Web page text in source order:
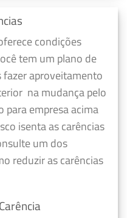
condições
tem um plano de
fazeraproveitamento
na mudança pelo
para empresa acima
isenta as carências
um dos
reduzir as carências